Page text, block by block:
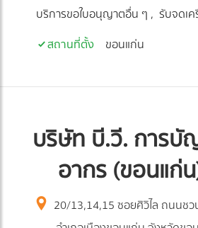
บริการขอใบอนุญาตอื่น ๆ
รับจดเ
สถานที่ตั้ง
ขอนแก่น
บริษัท บี.วี. การบั
อากร (ขอนแก่
20/13,14,15 ซอยศิวิไล ถนนชว